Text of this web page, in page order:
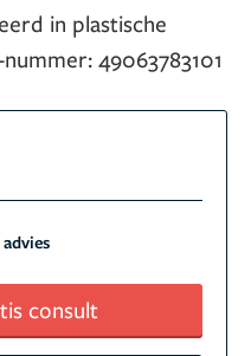
in plastische
nummer:49063783101
consult